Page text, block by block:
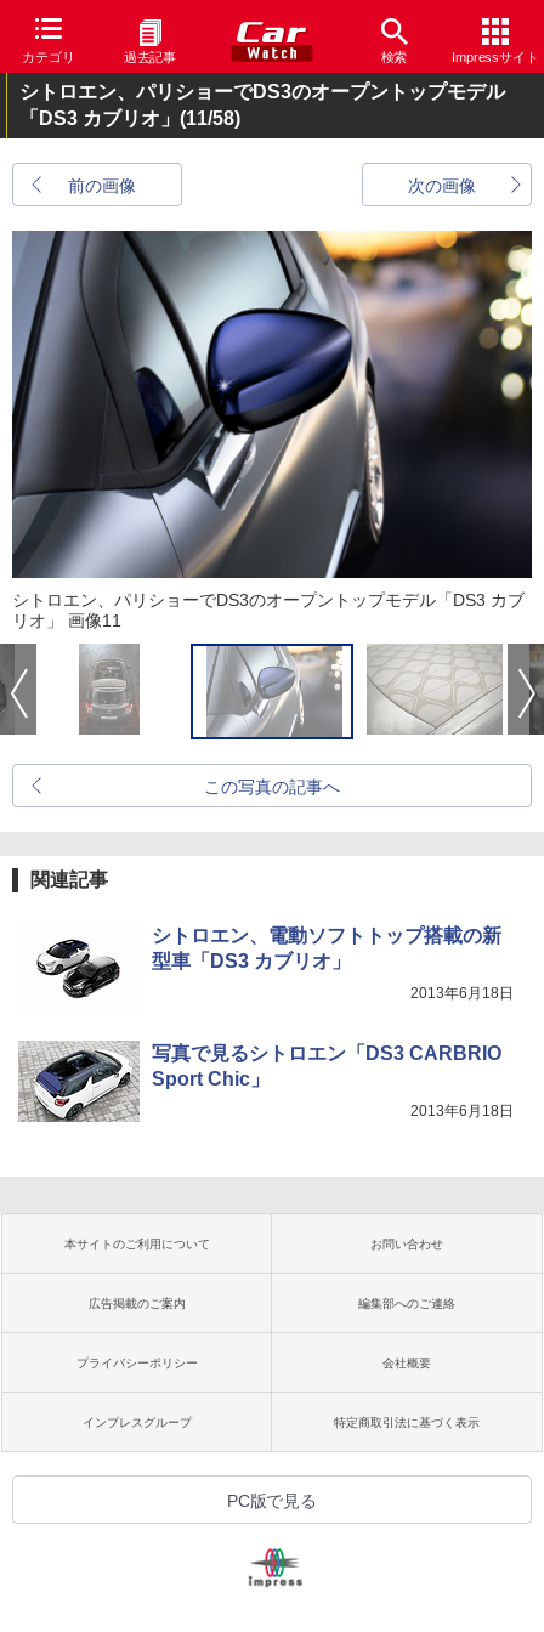
カテゴリ 過去記事 検索 Impressサイト
シトロエン、パリショーでDS3のオープントップモデル
「DS3 カブリオ」 (11/58)
前の画像 次の画像
シトロエン、パリショーでDS3のオープントップモデル「DS3 カブ
リオ」 画像11
この写真の記事へ
関連記事
シトロエン、電動ソフトトップ搭載の新
型車「DS3 カブリオ」
2013年6月18日
写真で見るシトロエン「DS3 CARBRIO
Sport Chic」
2013年6月18日
本サイトのご利用について お問い合わせ
広告掲載のご案内 編集部へのご連絡
プライバシーポリシー 会社概要
インプレスグループ 特定商取引法に基づく表示
PC版で見る